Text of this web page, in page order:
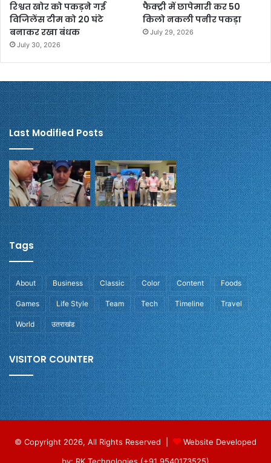
रिश्वत खोर को पकड़ने गई
विजिलेंस टीम को 20 घंटे
बनाकर रखा बंधक
July 30, 2026
फैक्ट्री में छापेमारी कर 50
किलो नकली पनीर पकड़ा
July 29, 2026
Last Modified Posts
Tags
About Business Classic Color Content Foods
Games Life Style Team Tech Timeline Travel
World उतराखंड
VISITOR COUNTER
© Copyright 2026, All Rights Reserved |
Website Developed
by: RK Technologies (+91 9540173525)